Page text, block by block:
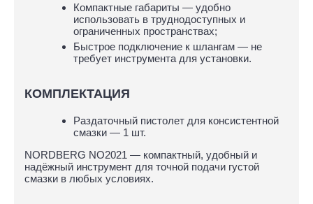
Компактные габариты — удобно
использовать в труднодоступных и
ограниченных пространствах;
Быстрое подключение к шлангам — не
требует инструмента для установки.
КОМПЛЕКТАЦИЯ
Раздаточный пистолет для консистентной
смазки — 1 шт.
NORDBERG NO2021 — компактный, удобный и
надёжный инструмент для точной подачи густой
смазки в любых условиях.